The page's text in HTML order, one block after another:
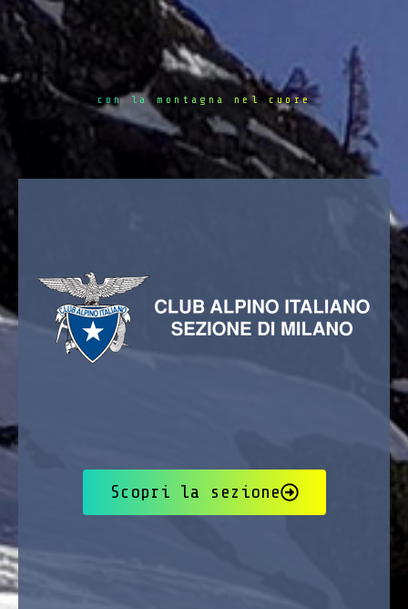
con la montagna nel cuore
Scopri la sezione